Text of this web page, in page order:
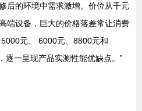
后的环境中需求激增。价位从千元
端设备，巨大的价格落差常让消费
元、 6000元、8800元和
逐一呈现产品实测性能优缺点。”